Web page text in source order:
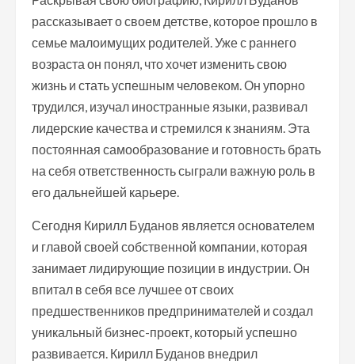
рассказывает о своем детстве, которое прошло в
семье малоимущих родителей. Уже с раннего
возраста он понял, что хочет изменить свою
жизнь и стать успешным человеком. Он упорно
трудился, изучал иностранные языки, развивал
лидерские качества и стремился к знаниям. Эта
постоянная самообразование и готовность брать
на себя ответственность сыграли важную роль в
его дальнейшей карьере.
Сегодня Кирилл Буданов является основателем
и главой своей собственной компании, которая
занимает лидирующие позиции в индустрии. Он
впитал в себя все лучшее от своих
предшественников предпринимателей и создал
уникальный бизнес-проект, который успешно
развивается. Кирилл Буданов внедрил